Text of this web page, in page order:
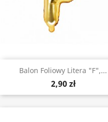
Balon Foliowy Litera "F",...
2,90 zł